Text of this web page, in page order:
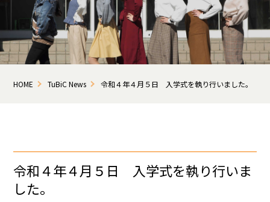
HOME TuBiC News 令和４年４月５日 入学式を執り行いました。
令和４年４月５日 入学式を執り行いま
した。